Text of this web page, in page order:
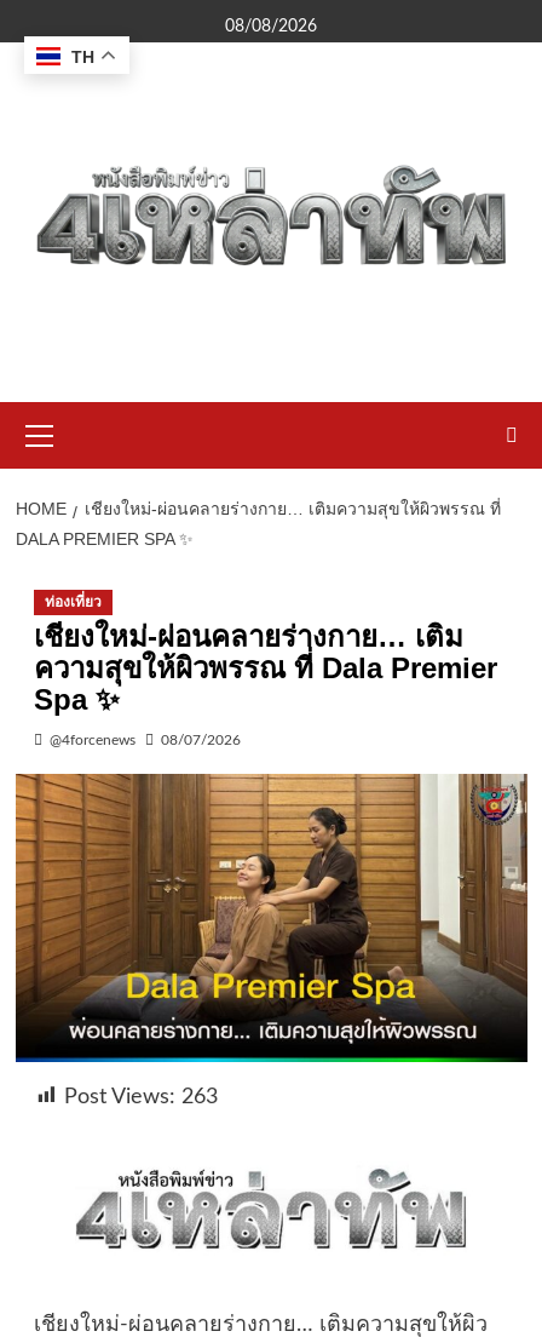
to
content
08/08/2026
Menu
HOME
เชียงใหม่-ผ่อนคลายร่างกาย… เติมความสุขให้ผิวพรรณ ที่
DALA PREMIER SPA ✨
ท่องเที่ยว
เชียงใหม่-ผ่อนคลายร่างกาย… เติม
ความสุขให้ผิวพรรณ ที่ Dala Premier
Spa ✨
@4forcenews 08/07/2026
Post Views: 263
เชียงใหม่-ผ่อนคลายร่างกาย… เติมความสุขให้ผิว
TH